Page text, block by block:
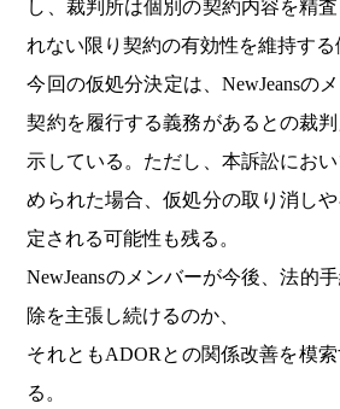
し、裁判所は個別の契約内容を精
れない限り契約の有効性を維持する
今回の仮処分決定は、NewJeansの
契約を履行する義務があるとの裁
示している。ただし、本訴訟にお
められた場合、仮処分の取り消し
定される可能性も残る。
NewJeansのメンバーが今後、法的
除を主張し続けるのか、
それともADORとの関係改善を模
る。